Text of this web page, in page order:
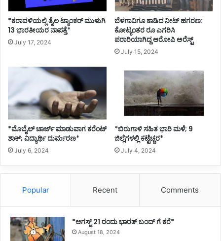
*ಕರಾವಳಿಯಲ್ಲಿ ತೈಲ ಟ್ಯಾಂಕರ್ ಮುಳುಗಿ
13 ಭಾರತೀಯರ ನಾಪತ್ತೆ*
July 17, 2024
ಬೆಳಗಾವಿಗೂ ಕಾಡಿದ ನೀಟ್ ಹಗರಣ:
ಕೋಟ್ಯಂತರ ರೂ ಎಗರಿಸಿ
ಪರಾರಿಯಾಗಿದ್ದ ಆರೋಪಿ ಅರೆಸ್ಟ್
July 15, 2024
*ಮೊಬೈಲ್ ಚಾರ್ಜ್ ಮಾಡುವಾಗ ಕರೆಂಟ್
ಶಾಕ್; ವಿದ್ಯಾರ್ಥಿ ದುರ್ಮರಣ*
July 6, 2024
*ಬಿರುಗಾಳಿ ಸಹಿತ ಭಾರಿ ಮಳೆ; 9
ಜಿಲ್ಲೆಗಳಲ್ಲಿ ಕಟ್ಟೆಚ್ಚರ*
July 4, 2024
Popular Recent Comments
*ಆಗಸ್ಟ್ 21 ರಂದು ಭಾರತ್‌ ಬಂದ್‌ ಗೆ ಕರೆ*
August 18, 2024